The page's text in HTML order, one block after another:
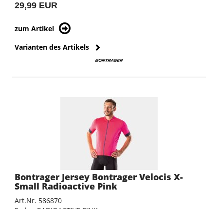
29,99 EUR
zum Artikel
Varianten des Artikels
Bontrager Jersey Bontrager Velocis X-
Small Radioactive Pink
Art.Nr. 586870